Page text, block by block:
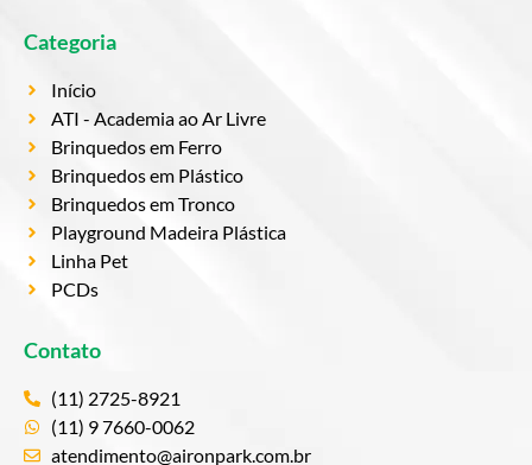
Categoria
Início
ATI - Academia ao Ar Livre
Brinquedos em Ferro
Brinquedos em Plástico
Brinquedos em Tronco
Playground Madeira Plástica
Linha Pet
PCDs
Contato
(11) 2725-8921
(11) 9 7660-0062
atendimento@aironpark.com.br